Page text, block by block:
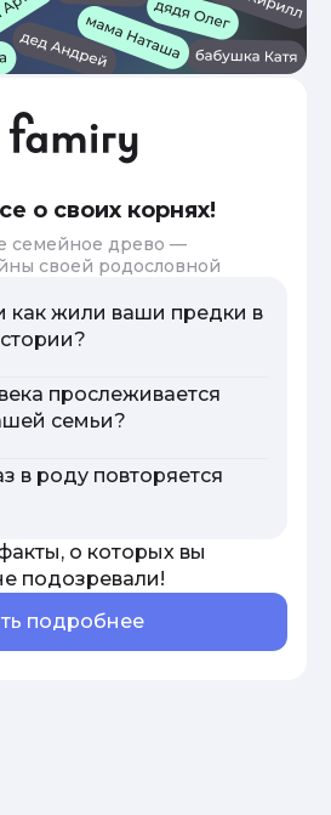
о своих корнях!
семейное древо —
своей родословной
как жили ваши предки в
прослеживается
семьи?
в роду повторяется
о которых вы
подозревали!
подробнее